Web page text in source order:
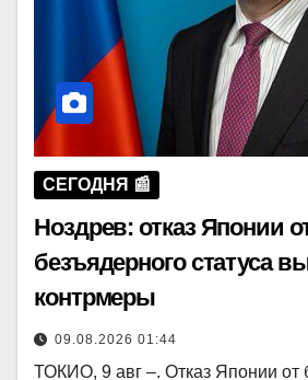
СЕГОДНЯ 📰
Ноздрев: отказ Японии
безъядерного статуса
контрмеры
09.08.2026 01:44
ТОКИО, 9 авг –. Отказ Японии от